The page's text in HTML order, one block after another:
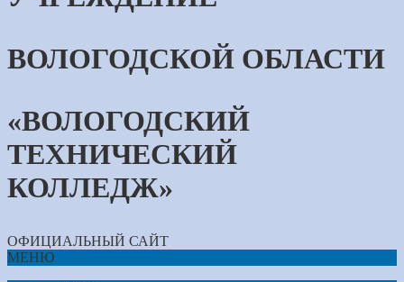
ВОЛОГОДСКОЙ ОБЛАСТИ
«ВОЛОГОДСКИЙ
ТЕХНИЧЕСКИЙ
КОЛЛЕДЖ»
ОФИЦИАЛЬНЫЙ САЙТ
МЕНЮ